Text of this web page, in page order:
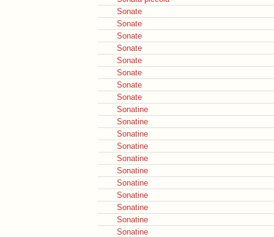
Sonate
Sonate
Sonate
Sonate
Sonate
Sonate
Sonate
Sonate
Sonatine
Sonatine
Sonatine
Sonatine
Sonatine
Sonatine
Sonatine
Sonatine
Sonatine
Sonatine
Sonatine